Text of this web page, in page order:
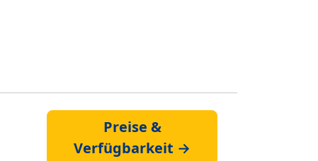
Preise &
Verfügbarkeit →